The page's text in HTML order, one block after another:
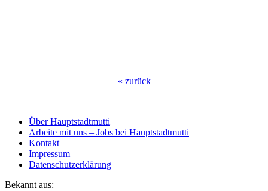
« zurück
Über Hauptstadtmutti
Arbeite mit uns – Jobs bei Hauptstadtmutti
Kontakt
Impressum
Datenschutzerklärung
Bekannt aus: